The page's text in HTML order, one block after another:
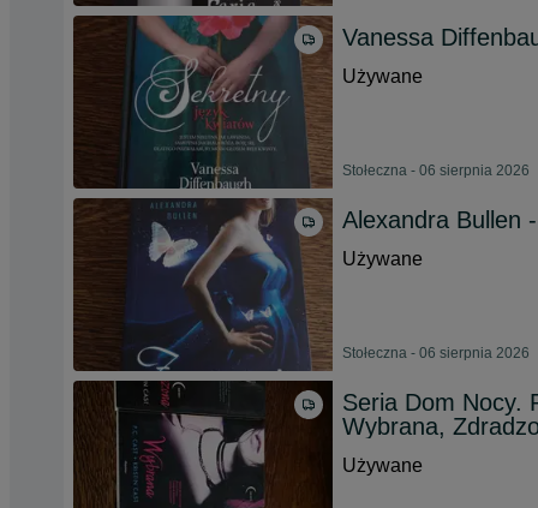
Vanessa
Używane
Stołeczna - 06 sierpnia 2026
Alexandra Bullen
Używane
Stołeczna - 06 sierpnia 2026
Seria Dom Nocy.
Wybrana,
Używane